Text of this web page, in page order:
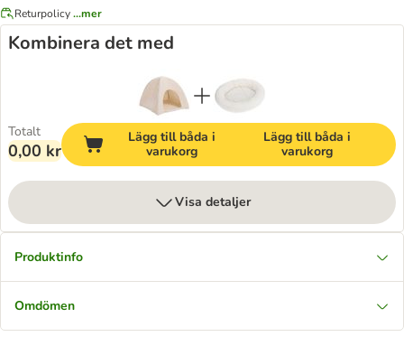
Returpolicy...mer
Kombinera det med
Totalt
0,00 kr
Lägg till båda i
varukorg
Lägg till båda i
varukorg
Visa detaljer
Produktinfo
Omdömen